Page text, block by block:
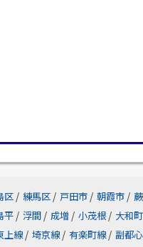
区 / 練馬区 / 戸田市 / 朝霞市 /
平 / 浮間 / 成増 / 小茂根 / 大和町
上線 / 埼京線 / 有楽町線 / 副都